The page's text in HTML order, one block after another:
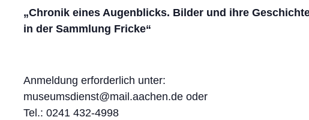
„Chronik eines Augenblicks. Bilder und ihre
in der Sammlung Fricke“
Anmeldung erforderlich unter:
museumsdienst@mail.aachen.de oder
Tel.: 0241 432-4998